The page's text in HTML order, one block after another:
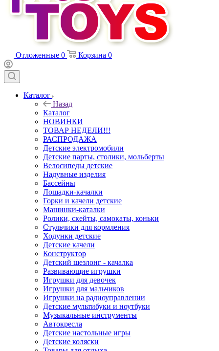
Отложенные 0 Корзина 0
Каталог
Назад
Каталог
НОВИНКИ
ТОВАР НЕДЕЛИ!!!
РАСПРОДАЖА
Детские электромобили
Детские парты, столики, мольберты
Велосипеды детские
Надувные изделия
Бассейны
Лошадки-качалки
Горки и качели детские
Машинки-каталки
Ролики, скейты, самокаты, коньки
Стульчики для кормления
Ходунки детские
Детские качели
Конструктор
Детский шезлонг - качалка
Развивающие игрушки
Игрушки для девочек
Игрушки для мальчиков
Игрушки на радиоуправлении
Детские мультибуки и ноутбуки
Музыкальные инструменты
Автокресла
Детские настольные игры
Детские коляски